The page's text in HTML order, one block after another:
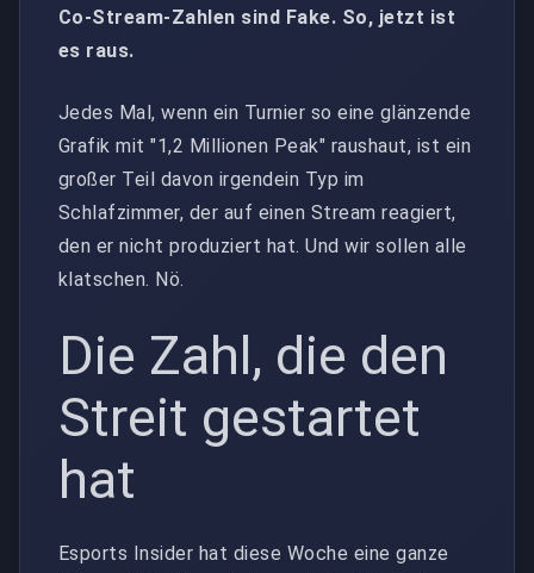
Co-Stream-Zahlen sind Fake. So, jetzt ist
es raus.
Jedes Mal, wenn ein Turnier so eine glänzende
Grafik mit "1,2 Millionen Peak" raushaut, ist ein
großer Teil davon irgendein Typ im
Schlafzimmer, der auf einen Stream reagiert,
den er nicht produziert hat. Und wir sollen alle
klatschen. Nö.
Die Zahl, die den
Streit gestartet
hat
Esports Insider hat diese Woche eine ganze